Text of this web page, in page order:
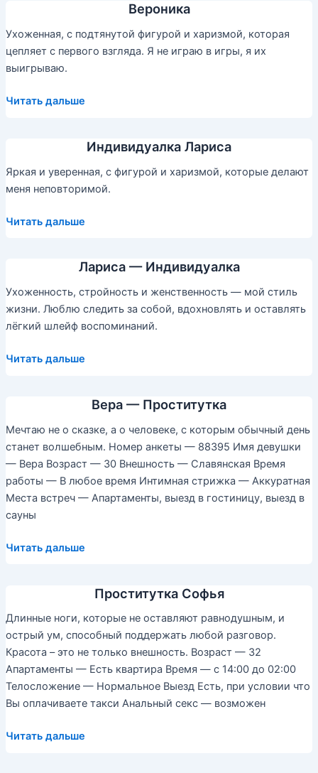
Вероника
Ухоженная, с подтянутой фигурой и харизмой, которая
цепляет с первого взгляда. Я не играю в игры, я их
выигрываю.
Вероника
Читать дальше
Индивидуалка Лариса
Яркая и уверенная, с фигурой и харизмой, которые делают
меня неповторимой.
Индивидуалка
Читать дальше
Лариса — Индивидуалка
Ухоженность, стройность и женственность — мой стиль
жизни. Люблю следить за собой, вдохновлять и оставлять
лёгкий шлейф воспоминаний.
Лариса
Читать дальше
Вера — Проститутка
Мечтаю не о сказке, а о человеке, с которым обычный день
станет волшебным. Номер анкеты — 88395 Имя девушки
— Вера Возраст — 30 Внешность — Славянская Время
работы — В любое время Интимная стрижка — Аккуратная
Места встреч — Апартаменты, выезд в гостиницу, выезд в
сауны
Вера
Читать дальше
Проститутка Софья
Длинные ноги, которые не оставляют равнодушным, и
острый ум, способный поддержать любой разговор.
Красота – это не только внешность. Возраст — 32
Апартаменты — Есть квартира Время — с 14:00 до 02:00
Телосложение — Нормальное Выезд Есть, при условии что
Вы оплачиваете такси Анальный секс — возможен
Проститутка
Читать дальше